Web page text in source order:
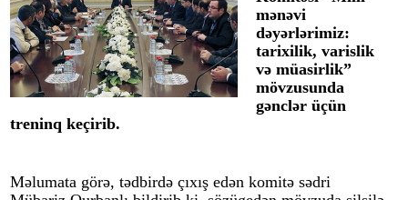
mənəvi
dəyərlərimiz:
tarixilik, varislik
və müasirlik”
mövzusunda
gənclər üçün
treninq keçirib.
Məlumata görə, tədbirdə çıxış edən komitə sədri